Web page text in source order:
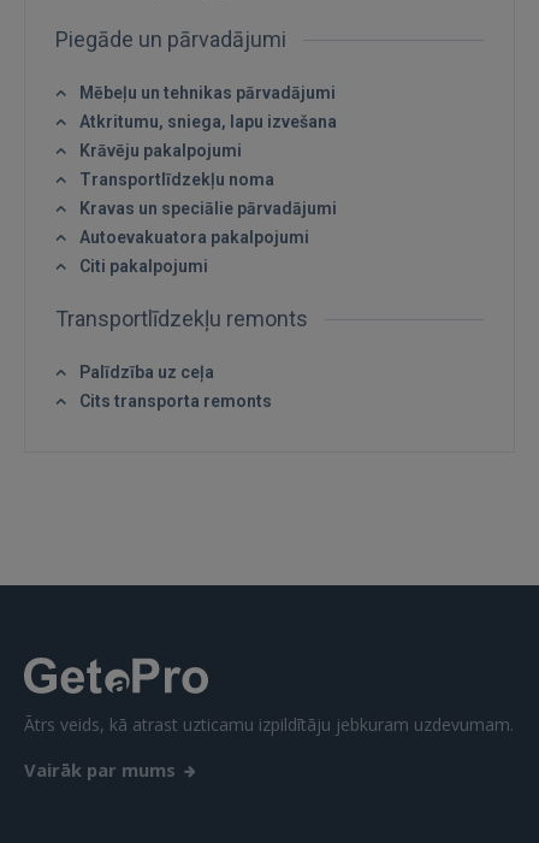
IENĀKT
Aizmirsāt paroli?
Piegāde un pārvadājumi
Mēbeļu un tehnikas pārvadājumi
Atkritumu, sniega, lapu izvešana
Krāvēju pakalpojumi
Transportlīdzekļu noma
Kravas un speciālie pārvadājumi
Autoevakuatora pakalpojumi
Citi pakalpojumi
Transportlīdzekļu remonts
Palīdzība uz ceļa
Cits transporta remonts
Ātrs veids, kā atrast uzticamu izpildītāju jebkuram uzdevumam.
Vairāk par mums